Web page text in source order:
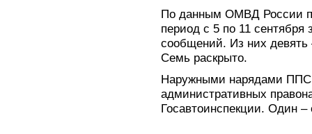
По данным ОМВД России
период с 5 по 11 сентября
сообщений. Из них девять
Семь раскрыто.
Наружными нарядами
административных
Госавтоинспекции. Один –